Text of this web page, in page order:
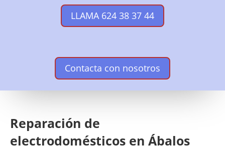
LLAMA 624 38 37 44
Contacta con nosotros
Reparación de
electrodomésticos en Ábalos